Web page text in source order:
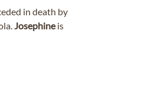
in death by
Josephineis